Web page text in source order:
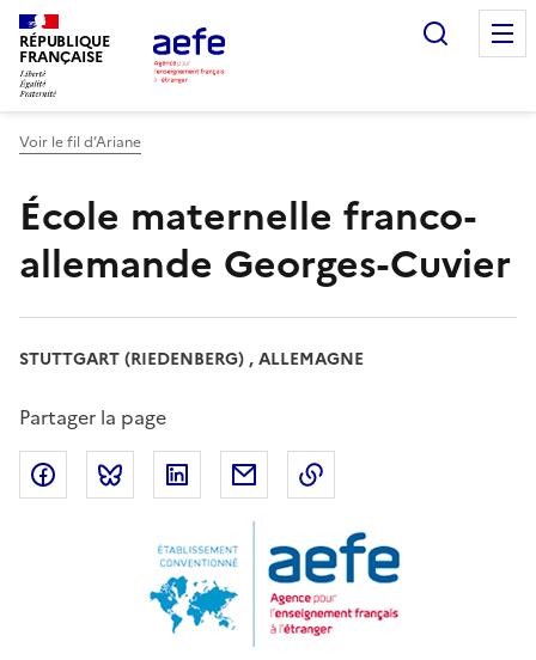
Aller
au
contenu
principal
RÉPUBLIQUE
FRANÇAISE
Voir le fil d’Ariane
École maternelle franco-
allemande Georges-Cuvier
STUTTGART (RIEDENBERG) , ALLEMAGNE
Partager la page
Partager sur Facebook
Partager sur Bluesky
Partager sur LinkedIn
Partager par email